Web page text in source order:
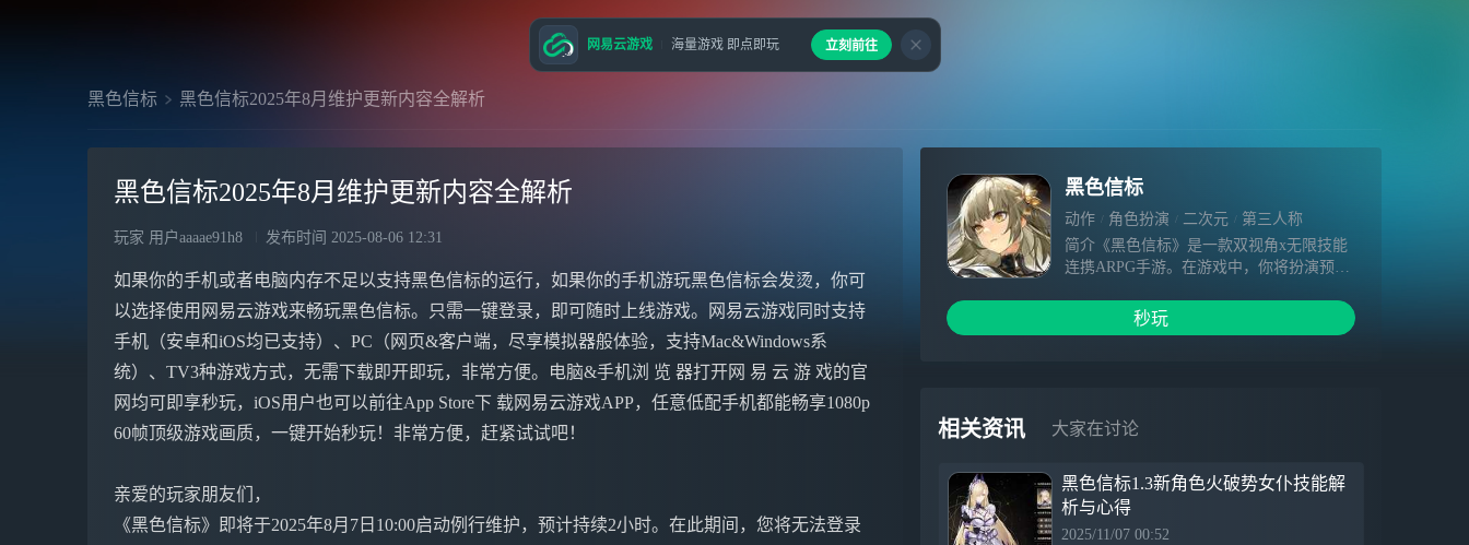
黑色信标 黑色信标2025年8月维护更新内容全解析
黑色信标2025年8月维护更新内容全解析
玩家 用户aaaae91h8 发布时间 2025-08-06 12:31
如果你的手机或者电脑内存不足以支持黑色信标的运行，如果你的手机游玩黑色信标会发烫，你可
以选择使用网易云游戏来畅玩黑色信标。只需一键登录，即可随时上线游戏。网易云游戏同时支持
手机（安卓和iOS均已支持）、PC（网页&客户端，尽享模拟器般体验，支持Mac&Windows系
统）、TV3种游戏方式，无需下载即开即玩，非常方便。电脑&手机浏 览 器打开网 易 云 游 戏的官
网均可即享秒玩，iOS用户也可以前往App Store下 载网易云游戏APP，任意低配手机都能畅享1080p
60帧顶级游戏画质，一键开始秒玩！非常方便，赶紧试试吧！
亲爱的玩家朋友们，
《黑色信标》即将于2025年8月7日10:00启动例行维护，预计持续2小时。在此期间，您将无法登录
黑色信标
动作 角色扮演 二次元
第三人称
即时战斗
简介《黑色信标》是一款双视角x无限技能
连携ARPG手游。在游戏中，你将扮演预言
们一同对抗来自其他世界的异象，在收容信
标、处理异象的过程中接触各种各样的伙伴
秒玩
相关资讯 大家在讨论
黑色信标1.3新角色火破势女仆技能解
析与心得
2025/11/07 00:52
网易云游戏 海量游戏 即点即玩 立刻前往